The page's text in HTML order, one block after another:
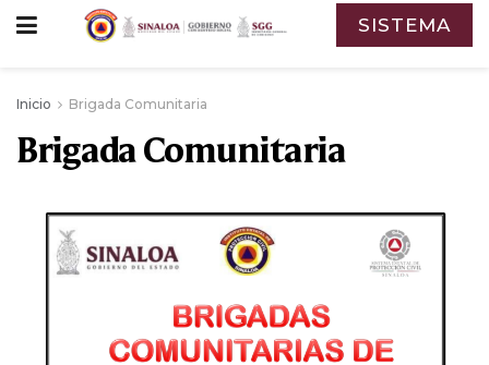
SISTEMA
Inicio Brigada Comunitaria
Brigada Comunitaria